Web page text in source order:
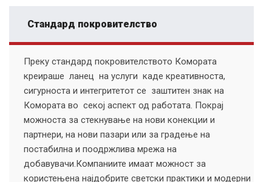
Стандард покровителство
Преку стандард покровителството Комората
креираше ланец на услуги каде креативноста,
сигурноста и интегритетот се заштитен знак на
Комората во секој аспект од работата. Покрај
можноста за стекнување на нови конекции и
партнери, на нови пазари или за градење на
постабилна и поодржлива мрежа на
добавувачи.Компаниите имаат можност за
користењена најдобрите светски практики и модерни